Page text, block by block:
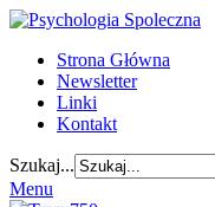
Strona Główna
Newsletter
Linki
Kontakt
Szukaj...
Menu